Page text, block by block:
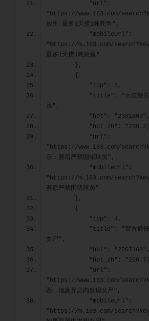
"https://www.163.com/
放生 最多1天捞1吨死鱼",
"https://m.163.com/
最多1天捞1吨死鱼"
        },
        {
            "top": 3,
员",
            "hot": "2301800",
"hot_zh":
"https://www.163.com/
示：赛后严禁围堵球员",
"https://m.163.com/
赛后严禁围堵球员"
        },
        {
            "top": 4,
女尸",
            "hot": "2267168",
"hot_zh":
"https://www.163.com/
西一地废弃房内发现女尸",
"https://m.163.com/